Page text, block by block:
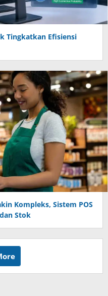
Tingkatkan Efisiensi
Kompleks, Sistem POS
Stok